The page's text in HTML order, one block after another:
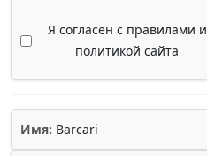
Я согласен с правилами и
политикой сайта
Имя: Barcari